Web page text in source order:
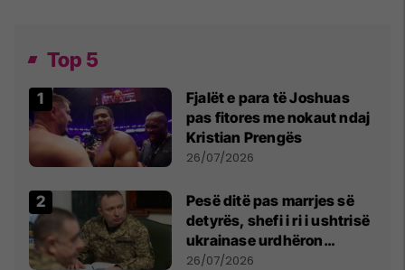
Top 5
Fjalët e para të Joshuas
pas fitores me nokaut ndaj
Kristian Prengës
26/07/2026
Pesë ditë pas marrjes së
detyrës, shefi i ri i ushtrisë
ukrainase urdhëron
kontroll të madh
26/07/2026